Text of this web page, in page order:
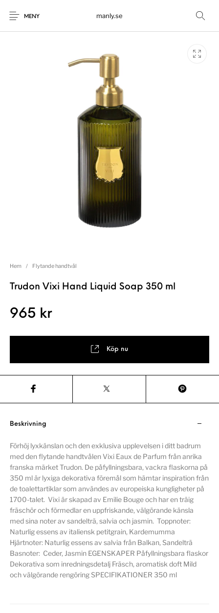
MENY manly.se
Hem / Flytande handtvål
Trudon Vixi Hand Liquid Soap 350 ml
965 kr
Köp nu
Beskrivning
Förhöj lyxkänslan och den exklusiva upplevelsen i ditt badrum
med den flytande handtvålen Vixi Eaux de Parfum från anrika
franska märket Trudon. De påfyllningsbara, vackra flaskorna på
350 ml är lyxiga dekorativa föremål som hämtar inspiration från
de toalettartiklar som användes av europeiska kungligheter på
1700-talet. Vixi är skapad av Emilie Bouge och har en träig
fräschör och förmedlar en uppfriskande, välgörande känsla
med sina noter av sandelträ, salvia och jasmin. Toppnoter:
Naturlig essens av italiensk petitgrain, Kardemumma
Hjärtnoter: Naturlig essens av salvia från Balkan, Sandelträ
Basnoter: Ceder, Jasmin EGENSKAPER Påfyllningsbara flaskor
Dekorativa som inredningsdetalj Fräsch, aromatisk doft Mild
och välgörande rengöring SPECIFIKATIONER 350 ml